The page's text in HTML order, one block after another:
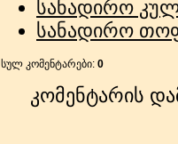
სანადირო
სანადირო
სულ კომენტარები: 0
კომენტარის